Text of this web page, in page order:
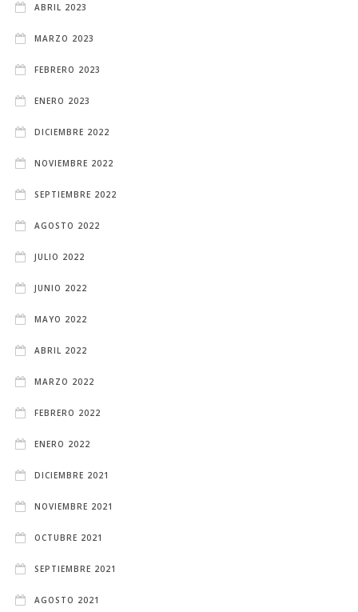
ABRIL 2023
MARZO 2023
FEBRERO 2023
ENERO 2023
DICIEMBRE 2022
NOVIEMBRE 2022
SEPTIEMBRE 2022
AGOSTO 2022
JULIO 2022
JUNIO 2022
MAYO 2022
ABRIL 2022
MARZO 2022
FEBRERO 2022
ENERO 2022
DICIEMBRE 2021
NOVIEMBRE 2021
OCTUBRE 2021
SEPTIEMBRE 2021
AGOSTO 2021